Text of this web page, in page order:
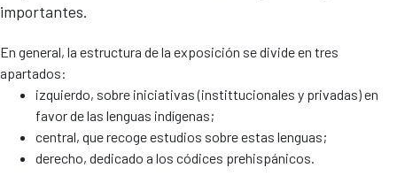
importantes.
En general, la estructura de la exposición se divide en tres
apartados:
izquierdo, sobre iniciativas (instittucionales y privadas) en
favor de las lenguas indígenas;
central, que recoge estudios sobre estas lenguas;
derecho, dedicado a los códices prehispánicos.